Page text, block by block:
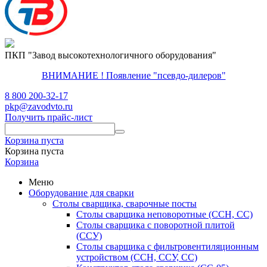
ПКП "Завод высокотехнологичного оборудования"
ВНИМАНИЕ ! Появление "псевдо-дилеров"
8 800 200-32-17
pkp@zavodvto.ru
Получить прайс-лист
Корзина пуста
Корзина пуста
Корзина
Меню
Оборудование для сварки
Столы сварщика, сварочные посты
Столы сварщика неповоротные (ССН, СС)
Столы сварщика с поворотной плитой
(ССУ)
Столы сварщика с фильтровентиляционным
устройством (ССН, ССУ, СС)